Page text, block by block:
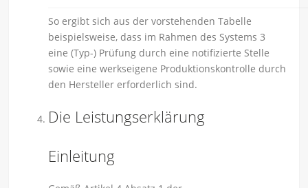
So ergibt sich aus der vorstehenden Tabelle
beispielsweise, dass im Rahmen des Systems 3
eine (Typ-) Prüfung durch eine notifizierte Stelle
sowie eine werkseigene Produktionskontrolle durch
den Hersteller erforderlich sind.
Die Leistungserklärung
Einleitung